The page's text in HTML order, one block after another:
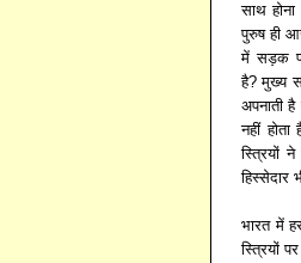
साथ
पुरुष ही
में सड़क
है? मुख्य
अपनाती
नहीं
स्त्रियों
हिस्सेदार
भारत में
स्त्रियों